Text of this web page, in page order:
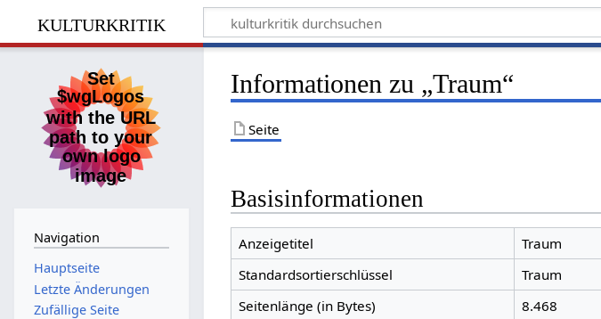
kulturkritik
Informationen zu „Traum“
Seite
Basisinformationen
Anzeigetitel
Traum
Standardsortierschlüssel
Traum
Seitenlänge (in Bytes)
8.468
Navigation
Hauptseite
Letzte Änderungen
Zufällige Seite